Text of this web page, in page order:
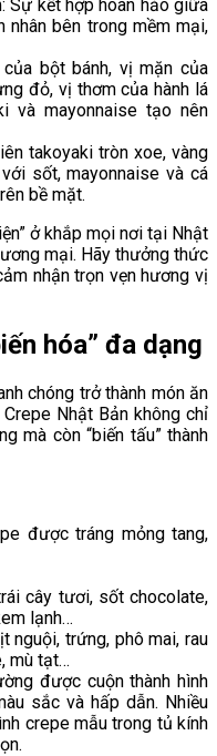
Sự kết hợp hoàn hảo giữa
nhân bên trong mềm mại,
bột bánh, vị mặn của
đỏ, vị thơm của hành lá
và mayonnaise tạo nên
takoyaki tròn xoe, vàng
sốt, mayonnaise và cá
bề mặt.
ở khắp mọi nơi tại Nhật
mại. Hãy thưởng thức
nhận trọn vẹn hương vị
hóa” đa dạng
chóng trở thành món ăn
Nhật Bản không chỉ
mà còn “biến tấu” thành
được tráng mỏng tang,
cây tươi, sốt chocolate,
lạnh…
nguội, trứng, phô mai, rau
mù tạt…
được cuộn thành hình
sắc và hấp dẫn. Nhiều
crepe mẫu trong tủ kính